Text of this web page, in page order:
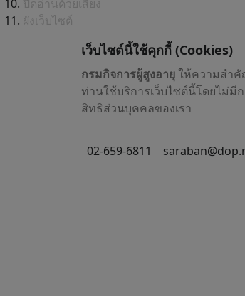
ปิดอ่านด้วยเสียง
ผังเว็บไซต์
เว็บไซต์นี้ใช้คุกกี้ (Cookies)
กรมกิจการผู้สูงอายุให้ความสำคั
ท่านใช้บริการเว็บไซต์นี้โดยไม่มี
สิทธิส่วนบุคคลของเรา
02-659-6811